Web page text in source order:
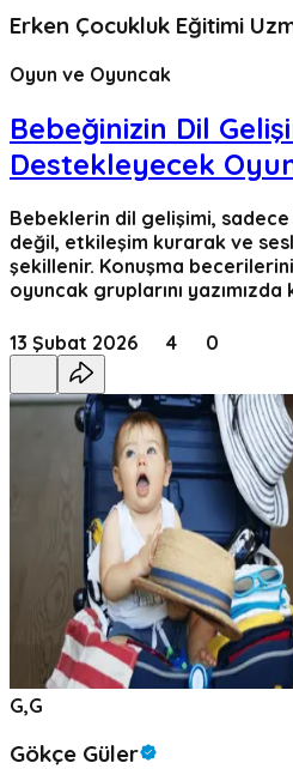
Erken Çocukluk Eğitimi
Oyun ve Oyuncak
Bebeğinizin Dil
Destekleyecek
Bebeklerin dil gelişimi,
değil, etkileşim kurarak ve
şekillenir. Konuşma
oyuncak gruplarını yazımızda
13 Şubat 2026 4 0
G,G
Gökçe Güler